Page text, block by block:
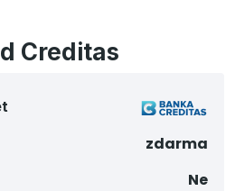
Creditas
zdarma
Ne